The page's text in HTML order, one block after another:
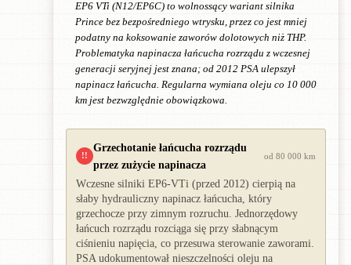
EP6 VTi (N12/EP6C) to wolnossący wariant silnika
Prince bez bezpośredniego wtrysku, przez co jest mniej
podatny na koksowanie zaworów dolotowych niż THP.
Problematyka napinacza łańcucha rozrządu z wczesnej
generacji seryjnej jest znana; od 2012 PSA ulepszył
napinacz łańcucha. Regularna wymiana oleju co 10 000
km jest bezwzględnie obowiązkowa.
!!
Grzechotanie łańcucha rozrządu
przez zużycie napinacza
od 80 000 km
Wczesne silniki EP6-VTi (przed 2012) cierpią na
słaby hydrauliczny napinacz łańcucha, który
grzechocze przy zimnym rozruchu. Jednorzędowy
łańcuch rozrządu rozciąga się przy słabnącym
ciśnieniu napięcia, co przesuwa sterowanie zaworami.
PSA udokumentował nieszczelności oleju na